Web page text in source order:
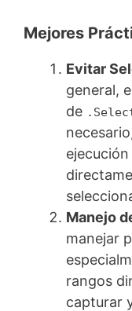
Mejores
Evitar
general,
de
Manejo
manejar
rangos
capturar